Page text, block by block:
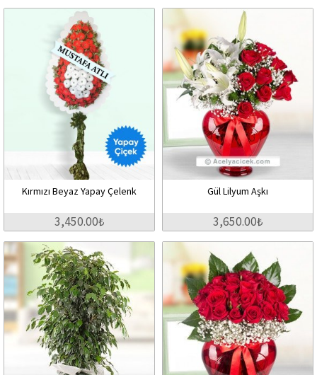
Kırmızı Beyaz Yapay Çelenk
3,450.00₺
Gül Lilyum Aşkı
3,650.00₺